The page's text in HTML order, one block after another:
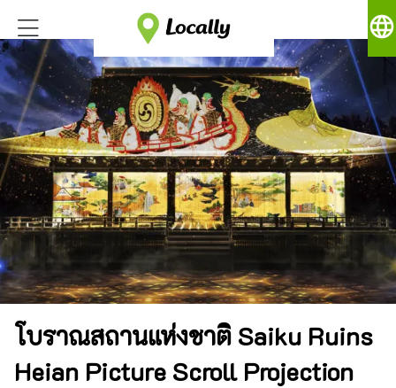
language
โบราณสถานแห่งชาติ Saiku Ruins
Heian Picture Scroll Projection